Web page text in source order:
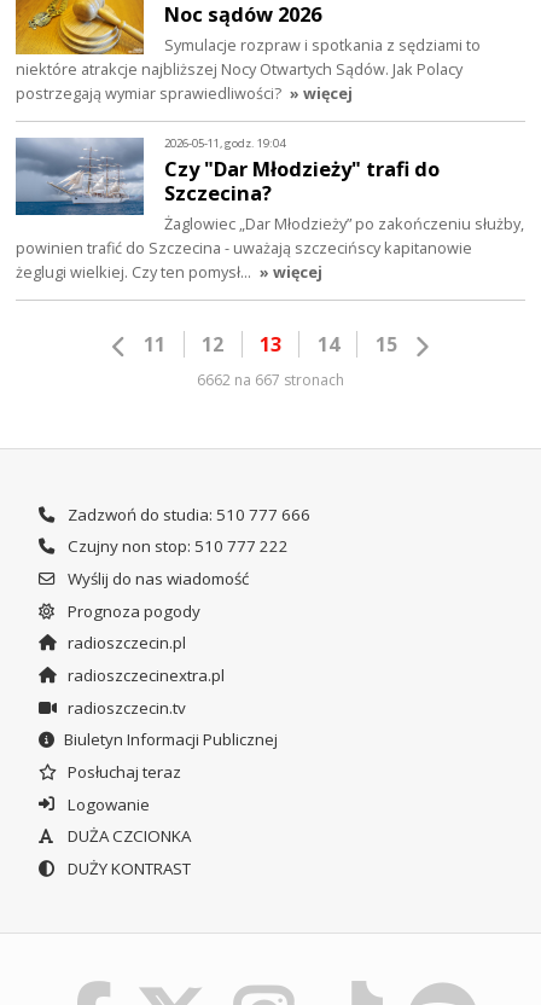
Noc sądów 2026
Symulacje rozpraw i spotkania z sędziami to
niektóre atrakcje najbliższej Nocy Otwartych Sądów. Jak Polacy
postrzegają wymiar sprawiedliwości? » więcej
2026-05-11, godz. 19:04
Czy "Dar Młodzieży" trafi do
Szczecina?
Żaglowiec „Dar Młodzieży” po zakończeniu służby,
powinien trafić do Szczecina - uważają szczecińscy kapitanowie
żeglugi wielkiej. Czy ten pomysł… » więcej
11 12 13 14 15
6662 na 667 stronach
Zadzwoń do studia: 510 777 666
Czujny non stop: 510 777 222
Wyślij do nas wiadomość
Prognoza pogody
radioszczecin.pl
radioszczecinextra.pl
radioszczecin.tv
Biuletyn Informacji Publicznej
Posłuchaj teraz
Logowanie
DUŻA CZCIONKA
DUŻY KONTRAST